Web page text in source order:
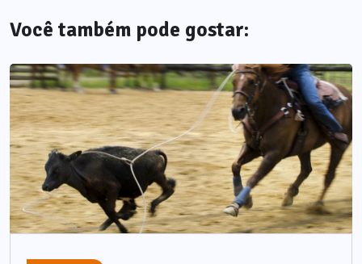
Você também pode gostar: